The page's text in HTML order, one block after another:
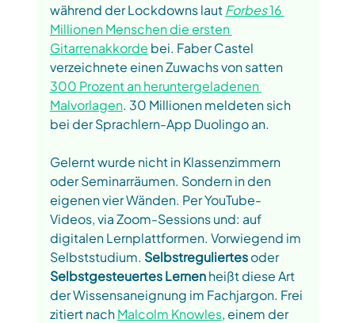
während der Lockdowns laut Forbes 16
Millionen Menschen die ersten
Gitarrenakkorde bei. Faber Castel
verzeichnete einen Zuwachs von satten
300 Prozent an heruntergeladenen
Malvorlagen. 30 Millionen meldeten sich
bei der Sprachlern-App Duolingo an.
Gelernt wurde nicht in Klassenzimmern
oder Seminarräumen. Sondern in den
eigenen vier Wänden. Per YouTube-
Videos, via Zoom-Sessions und: auf
digitalen Lernplattformen. Vorwiegend im
Selbststudium. Selbstreguliertes oder
Selbstgesteuertes Lernen heißt diese Art
der Wissensaneignung im Fachjargon. Frei
zitiert nach Malcolm Knowles, einem der